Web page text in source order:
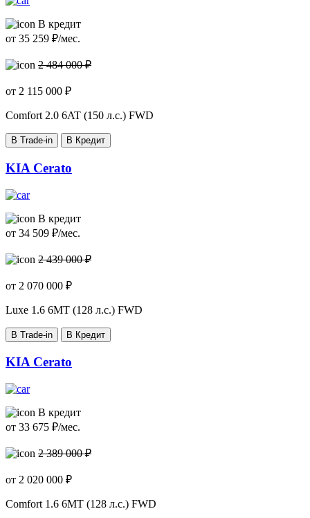
В кредит
от 35 259 ₽/мес.
2 484 000 ₽
от 2 115 000 ₽
Comfort 2.0 6AT (150 л.с.) FWD
В Trade-in В Кредит
KIA Cerato
В кредит
от 34 509 ₽/мес.
2 439 000 ₽
от 2 070 000 ₽
Luxe 1.6 6MT (128 л.с.) FWD
В Trade-in В Кредит
KIA Cerato
В кредит
от 33 675 ₽/мес.
2 389 000 ₽
от 2 020 000 ₽
Comfort 1.6 6MT (128 л.с.) FWD